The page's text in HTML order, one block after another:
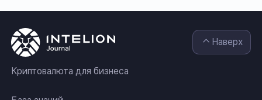
Наверх
Криптовалюта для бизнеса